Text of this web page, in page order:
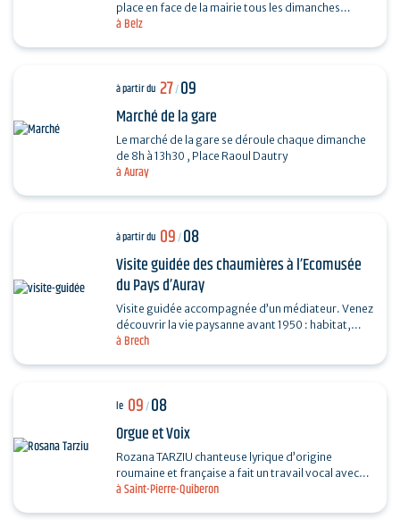
à Belz
place en face de la mairie tous les dimanches
matins, de 9h à 13h. Fromage, poulet, huitres,
à Auray
à partir du 27/09
Marché de la gare
Le marché de la gare se déroule chaque dimanche
de 8h à 13h30 , Place Raoul Dautry
à Brech
à partir du 09/08
Visite guidée des chaumières à l’Ecomusée
du Pays d’Auray
Visite guidée accompagnée d’un médiateur. Venez
découvrir la vie paysanne avant 1950 : habitat,
agriculture, paysage, savoir-faire… et enrichir…
à Saint-Pierre-Quiberon
le 09/08
Orgue et Voix
Rozana TARZIU chanteuse lyrique d’origine
roumaine et française a fait un travail vocal avec
divers chanteurs lyriques : Octavian Naghiu,